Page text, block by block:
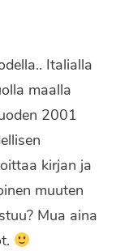
Italialla
maalla
2001
kirjan ja
muuten
Mua aina